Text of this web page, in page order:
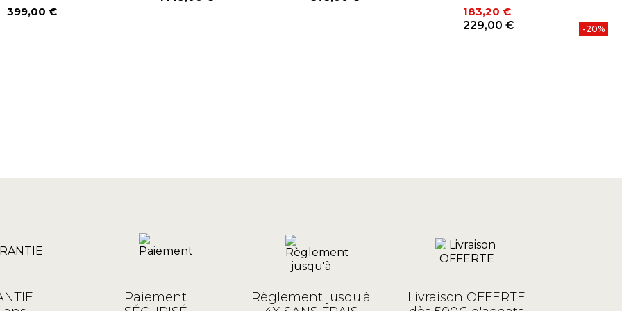
Prix
399,00 €
Prix
Prix
Prix
183,20 €
Prix de base
229,00 € -20%
Paiement
Règlement jusqu'à
Livraison OFFERTE